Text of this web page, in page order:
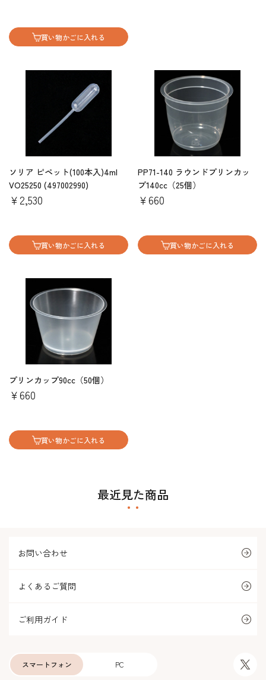
買い物かごに入れる
ソリア ピペット(100本入)4ml
VO25250 (497002990)
￥2,530
買い物かごに入れる
PP71-140 ラウンドプリンカッ
プ140cc（25個）
￥660
買い物かごに入れる
プリンカップ90cc（50個）
￥660
買い物かごに入れる
最近見た商品
お問い合わせ
よくあるご質問
ご利用ガイド
PC
スマートフォン